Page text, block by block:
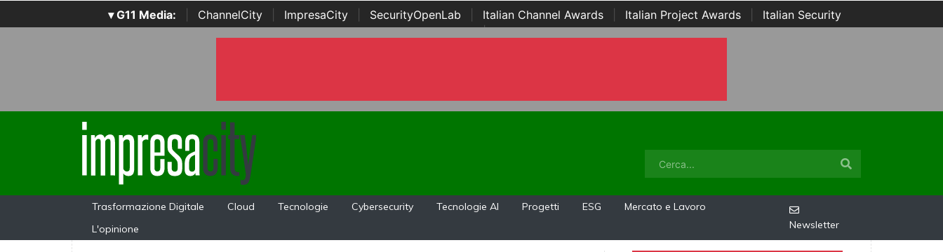
▾ G11 Media: ChannelCity ImpresaCity SecurityOpenLab Italian Channel Awards Italian Project Awards
Italian Security
Awards | ...
Trasformazione Digitale Cloud Tecnologie Cybersecurity Tecnologie AI Progetti ESG
Mercato e Lavoro
L'opinione
Newsletter